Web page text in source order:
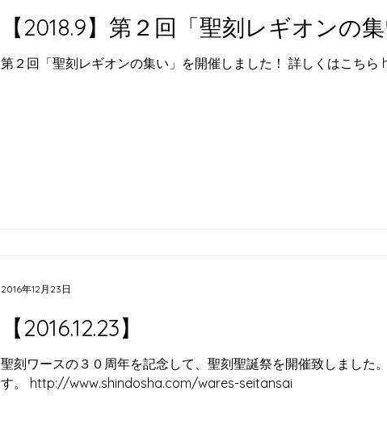
【2018.9】第２回「聖刻レギオンの集
第２回「聖刻レギオンの集い」を開催しました！​ 詳しくはこち
【2016.12.23】
聖刻ワースの３０周年を記念して、聖刻聖誕祭を開催致しました
す。 http://www.shindosha.com/wares-seitansai
2016年12月23日